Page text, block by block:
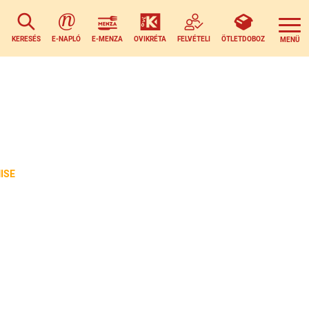
KERESÉS E-NAPLÓ E-MENZA OVIKRÉTA FELVÉTELI ÖTLETDOBOZ